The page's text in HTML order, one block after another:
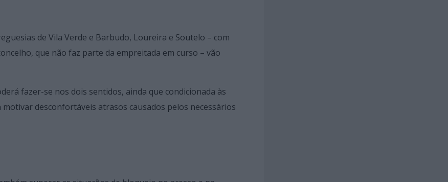
de Vila Verde e Barbudo, Loureira e Soutelo – com
que não faz parte da empreitada em curso – vão
fazer-se nos dois sentidos, ainda que condicionada às
desconfortáveis atrasos causados pelos necessários